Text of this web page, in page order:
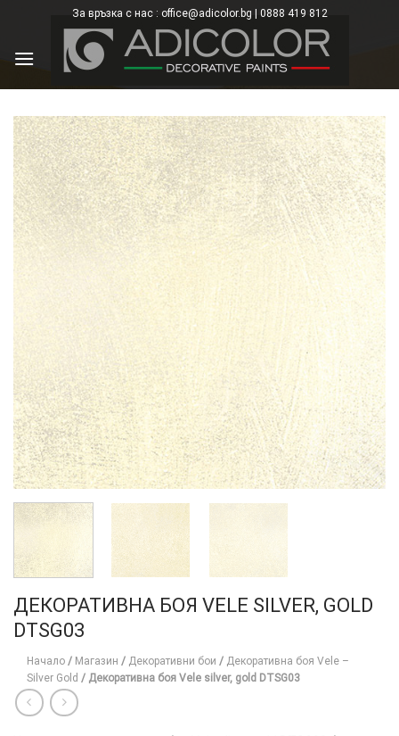
content
За връзка с нас : office@adicolor.bg | 0888 419 812
ДЕКОРАТИВНА БОЯ VELE SILVER, GOLD
DTSG03
Начало / Магазин / Декоративни бои / Декоративна боя Vele –
Silver Gold / Декоративна боя Vele silver, gold DTSG03
×